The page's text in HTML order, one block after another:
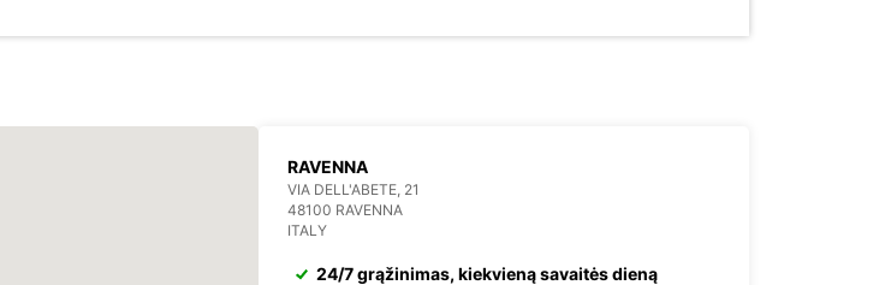
RAVENNA
VIA DELL'ABETE, 21
48100 RAVENNA
ITALY
24/7 grąžinimas, kiekvieną savaitės dieną